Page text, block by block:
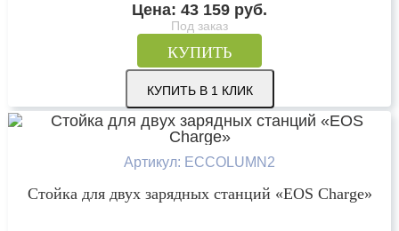
Цена: 43 159 руб.
Под заказ
КУПИТЬ
КУПИТЬ В 1 КЛИК
Артикул: ECCOLUMN2
Стойка для двух зарядных станций «EOS Charge»